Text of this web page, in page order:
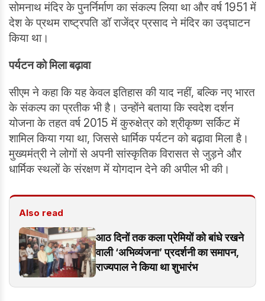
सोमनाथ मंदिर के पुनर्निर्माण का संकल्प लिया था और वर्ष 1951 में
देश के प्रथम राष्ट्रपति डॉ राजेंद्र प्रसाद ने मंदिर का उद्घाटन
किया था।
पर्यटन को मिला बढ़ावा
सीएम ने कहा कि यह केवल इतिहास की याद नहीं, बल्कि नए भारत
के संकल्प का प्रतीक भी है। उन्होंने बताया कि स्वदेश दर्शन
योजना के तहत वर्ष 2015 में कुरुक्षेत्र को श्रीकृष्ण सर्किट में
शामिल किया गया था, जिससे धार्मिक पर्यटन को बढ़ावा मिला है।
मुख्यमंत्री ने लोगों से अपनी सांस्कृतिक विरासत से जुड़ने और
धार्मिक स्थलों के संरक्षण में योगदान देने की अपील भी की।
Also read
आठ दिनों तक कला प्रेमियों को बांधे रखने
वाली ‘अभिव्यंजना’ प्रदर्शनी का समापन,
राज्यपाल ने किया था शुभारंभ